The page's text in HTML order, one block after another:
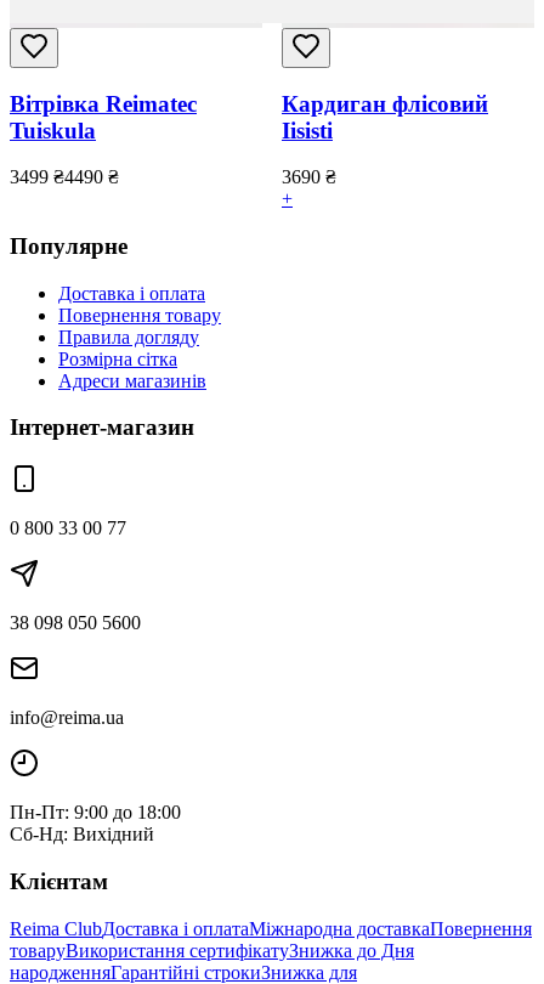
Вітрівка Reimatec
Tuiskula
3499 ₴4490 ₴
Кардиган флісовий
Iisisti
3690 ₴
+
Популярне
Доставка і оплата
Повернення товару
Правила догляду
Розмірна сітка
Адреси магазинів
Інтернет-магазин
0 800 33 00 77
38 098 050 5600
info@reima.ua
Пн-Пт: 9:00 до 18:00
Сб-Нд: Вихідний
Клієнтам
Reima ClubДоставка і оплатаМіжнародна доставкаПовернення
товаруВикористання сертифікатуЗнижка до Дня
народженняГарантійні строкиЗнижка для